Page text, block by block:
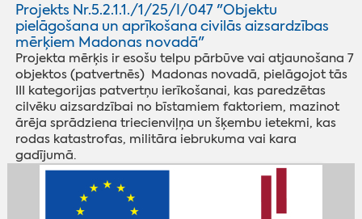
Projekts Nr.5.2.1.1./1/25/I/047 "Objektu
pielāgošana un aprīkošana civilās aizsardzības
mērķiem Madonas novadā"
Projekta mērķis ir esošu telpu pārbūve vai atjaunošana 7
objektos (patvertnēs) Madonas novadā, pielāgojot tās
III kategorijas patvertņu ierīkošanai, kas paredzētas
cilvēku aizsardzībai no bīstamiem faktoriem, mazinot
ārēja sprādziena triecienviļņa un šķembu ietekmi, kas
rodas katastrofas, militāra iebrukuma vai kara
gadījumā.